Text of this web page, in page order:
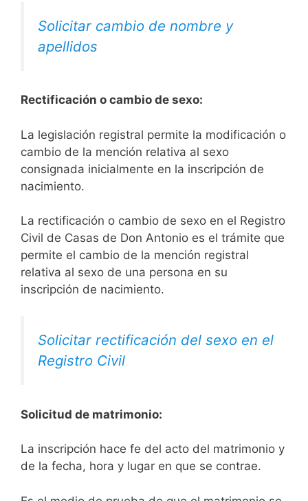
Solicitar cambio de nombre y
apellidos
Rectificación o cambio de sexo:
La legislación registral permite la modificación o
cambio de la mención relativa al sexo
consignada inicialmente en la inscripción de
nacimiento.
La rectificación o cambio de sexo en el Registro
Civil de Casas de Don Antonio es el trámite que
permite el cambio de la mención registral
relativa al sexo de una persona en su
inscripción de nacimiento.
Solicitar rectificación del sexo en el
Registro Civil
Solicitud de matrimonio:
La inscripción hace fe del acto del matrimonio y
de la fecha, hora y lugar en que se contrae.